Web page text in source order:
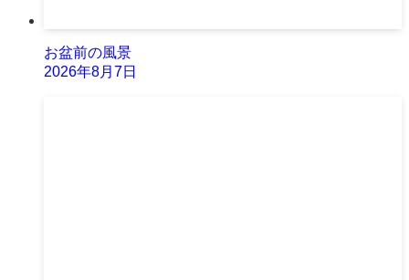
お盆前の風景
2026年8月7日